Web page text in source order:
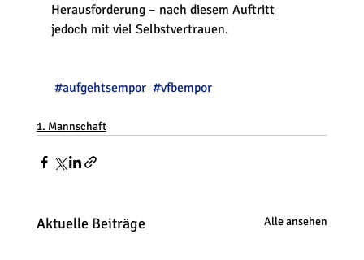
Herausforderung – nach diesem Auftritt
jedoch mit viel Selbstvertrauen.
#aufgehtsempor #vfbempor
1. Mannschaft
Aktuelle Beiträge Alle ansehen